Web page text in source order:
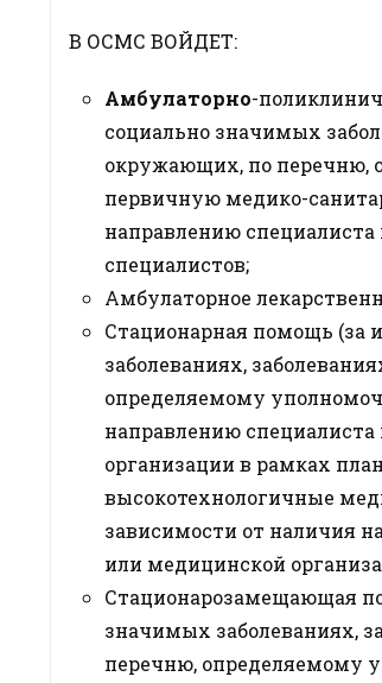
В ОСМС ВОЙДЕТ:
Амбулаторно-
социально значимых
окружающих, по перечню,
первичную медико-
направлению
специалистов;
Амбулаторное
Стационарная помощь
заболеваниях,
определяемому
направлению
организации в рамках
высокотехнологичные
зависимости от наличия
или медицинской
Стационарозамещающая
значимых заболеваниях,
перечню, определяемому